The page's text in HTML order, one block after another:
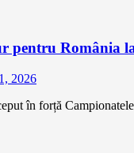
pentru România
2026
în forță